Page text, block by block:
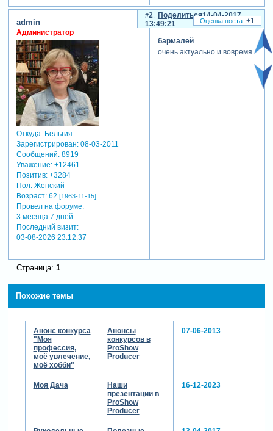
вот ссылка для подписки:
Зарегистрируйтесь, чтобы
увидеть ссылки.
кроме этого, все
заинтересовавшимся
борьбы с которыми опять
тяжелый труд.
ссылками. буду рад, если
Поделиться
2
14-04-2017
13:49:21
admin
Администратор
Откуда:Бельгия.
Зарегистрирован: 08-03-2011
Сообщений:8919
Уважение: +12461
Позитив: +3284
Пол:Женский
Возраст:62 [1963-11-15]
Провел на форуме:
3 месяца 7 дней
Последний визит:
03-08-2026 23:12:37
бармалей
очень актуально и вовремя
+1
Страница: 1
Похожие темы
Анонс конкурса
"Моя
профессия,
моё увлечение,
моё хобби"
Анонсы
конкурсов в
ProShow
Producer
07-06-2013
Моя Дача
Наши
презентации в
ProShow
Producer
16-12-2023